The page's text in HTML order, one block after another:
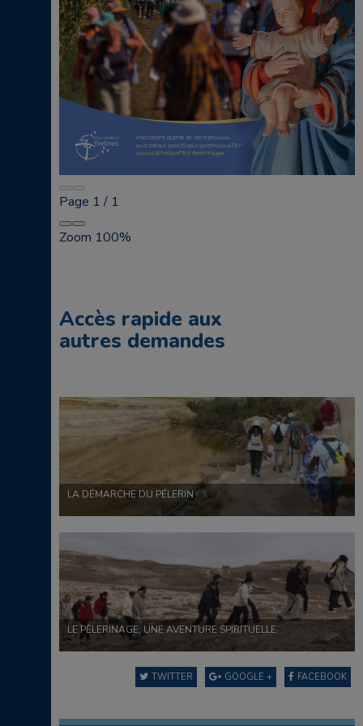
Page 1 / 1
Zoom 100%
Accès rapide aux
autres demandes
LA DÉMARCHE DU PÉLERIN
LE PÈLERINAGE, UNE AVENTURE SPIRITUELLE
FACEBOOK
GOOGLE +
TWITTER